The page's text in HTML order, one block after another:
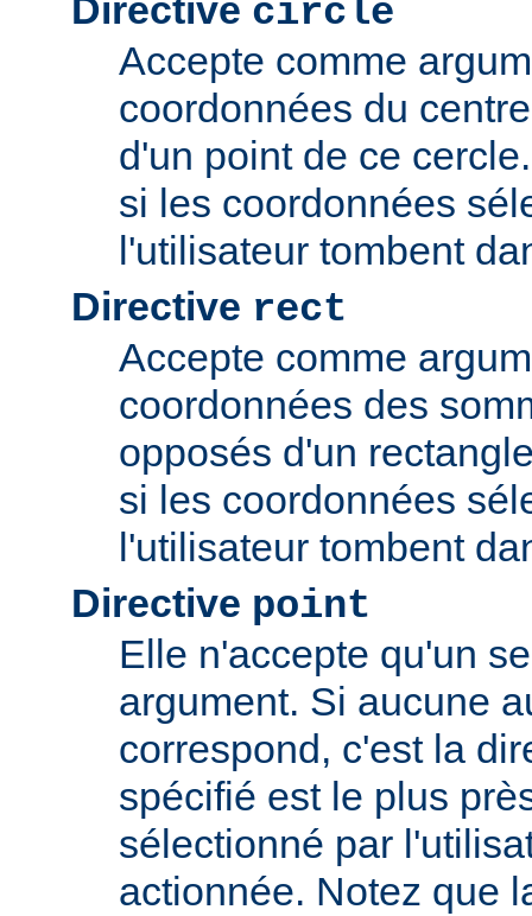
Directive circle
Accepte comme
coordonnées du
d'un point de ce
si les coordonnées
l'utilisateur tombent
Directive rect
Accepte comme
coordonnées des
opposés d'un
si les coordonnées
l'utilisateur tombent
Directive point
Elle n'accepte qu'un
argument. Si aucune
correspond, c'est la
spécifié est le plus
sélectionné par
actionnée. Notez que